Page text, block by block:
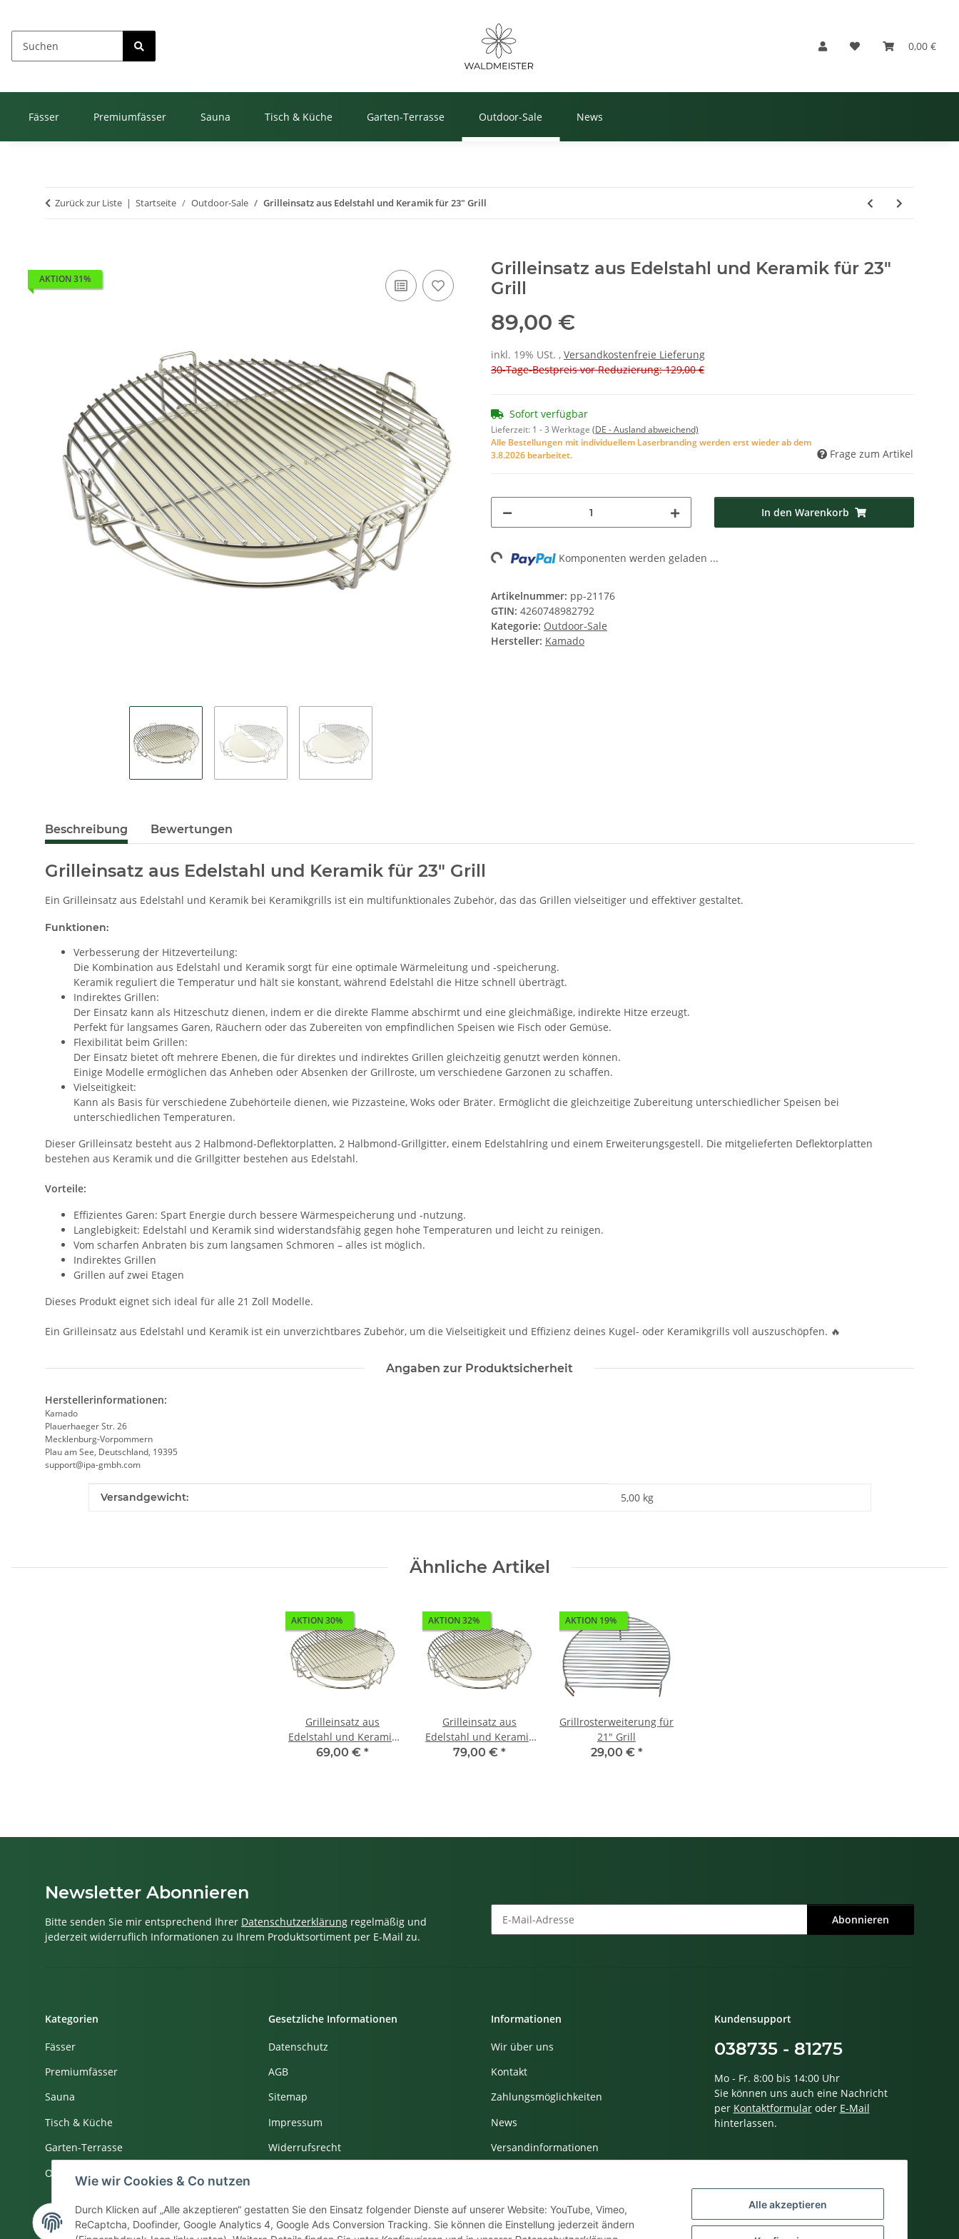
Alle akzeptieren
Wie wir Cookies & Co nutzen
Durch Klicken auf „Alle akzeptieren“ gestatten Sie den Einsatz folgender Dienste auf unserer Website: YouTube, Vimeo,
ReCaptcha, Doofinder, Google Analytics 4, Google Ads Conversion Tracking. Sie können die Einstellung jederzeit ändern
0,00 €
Fässer Premiumfässer Sauna Tisch & Küche Garten-Terrasse Outdoor-Sale News
Zurück zur Liste Startseite Outdoor-Sale Grilleinsatz aus Edelstahl und Keramik für 23" Grill
AKTION 31%
Grilleinsatz aus Edelstahl und Keramik für 23"
Grill
89,00 €
inkl. 19% USt. , Versandkostenfreie Lieferung
30-Tage-Bestpreis vor Reduzierung: 129,00 €
Sofort verfügbar
Lieferzeit: 1 - 3 Werktage (DE - Ausland abweichend)
Alle Bestellungen mit individuellem Laserbranding werden erst wieder ab dem
3.8.2026 bearbeitet.
Frage zum Artikel
In den Warenkorb
Loading... Komponenten werden geladen ...
Artikelnummer: pp-21176
GTIN: 4260748982792
Kategorie: Outdoor-Sale
Hersteller: Kamado
Beschreibung Bewertungen
Grilleinsatz aus Edelstahl und Keramik für 23" Grill
Ein Grilleinsatz aus Edelstahl und Keramik bei Keramikgrills ist ein multifunktionales Zubehör, das das Grillen vielseitiger und effektiver gestaltet.
Funktionen:
Verbesserung der Hitzeverteilung:
Die Kombination aus Edelstahl und Keramik sorgt für eine optimale Wärmeleitung und -speicherung.
Keramik reguliert die Temperatur und hält sie konstant, während Edelstahl die Hitze schnell überträgt.
Indirektes Grillen:
Der Einsatz kann als Hitzeschutz dienen, indem er die direkte Flamme abschirmt und eine gleichmäßige, indirekte Hitze erzeugt.
Perfekt für langsames Garen, Räuchern oder das Zubereiten von empfindlichen Speisen wie Fisch oder Gemüse.
Flexibilität beim Grillen:
Der Einsatz bietet oft mehrere Ebenen, die für direktes und indirektes Grillen gleichzeitig genutzt werden können.
Einige Modelle ermöglichen das Anheben oder Absenken der Grillroste, um verschiedene Garzonen zu schaffen.
Vielseitigkeit:
Kann als Basis für verschiedene Zubehörteile dienen, wie Pizzasteine, Woks oder Bräter. Ermöglicht die gleichzeitige Zubereitung unterschiedlicher Speisen bei
unterschiedlichen Temperaturen.
Dieser Grilleinsatz besteht aus 2 Halbmond-Deflektorplatten, 2 Halbmond-Grillgitter, einem Edelstahlring und einem Erweiterungsgestell. Die mitgelieferten Deflektorplatten
bestehen aus Keramik und die Grillgitter bestehen aus Edelstahl.
Vorteile:
Effizientes Garen: Spart Energie durch bessere Wärmespeicherung und -nutzung.
Langlebigkeit: Edelstahl und Keramik sind widerstandsfähig gegen hohe Temperaturen und leicht zu reinigen.
Vom scharfen Anbraten bis zum langsamen Schmoren – alles ist möglich.
Indirektes Grillen
Grillen auf zwei Etagen
Dieses Produkt eignet sich ideal für alle 21 Zoll Modelle.
Ein Grilleinsatz aus Edelstahl und Keramik ist ein unverzichtbares Zubehör, um die Vielseitigkeit und Effizienz deines Kugel- oder Keramikgrills voll auszuschöpfen. 🔥
Angaben zur Produktsicherheit
Herstellerinformationen:
Kamado
Plauerhaeger Str. 26
Mecklenburg-Vorpommern
Plau am See, Deutschland, 19395
support@ipa-gmbh.com
Produkteigenschaft
Wert
Versandgewicht: 5,00 kg
Ähnliche Artikel
AKTION 30%
Grilleinsatz aus
Edelstahl und Keramik
für 18" Grill
69,00 € *
AKTION 32%
Grilleinsatz aus
Edelstahl und Keramik
für 21" Grill
79,00 € *
AKTION 19%
Grillrosterweiterung für
21" Grill
29,00 € *
Newsletter Abonnieren
Bitte senden Sie mir entsprechend Ihrer Datenschutzerklärung regelmäßig und
jederzeit widerruflich Informationen zu Ihrem Produktsortiment per E-Mail zu.
Abonnieren
Kategorien
Fässer
Premiumfässer
Sauna
Tisch & Küche
Garten-Terrasse
Outdoor-Sale
Gesetzliche Informationen
Datenschutz
AGB
Sitemap
Impressum
Widerrufsrecht
Informationen
Wir über uns
Kontakt
Zahlungsmöglichkeiten
News
Versandinformationen
Kundensupport
038735 - 81275
Mo - Fr. 8:00 bis 14:00 Uhr
Sie können uns auch eine Nachricht
per Kontaktformularoder E-Mail
hinterlassen.
Vertrag widerrufen